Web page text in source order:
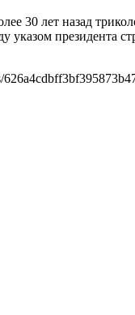
30 лет назад
президента